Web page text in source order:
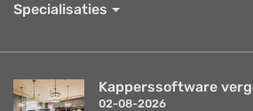
Specialisaties
Kapperssoftware
02-08-2026